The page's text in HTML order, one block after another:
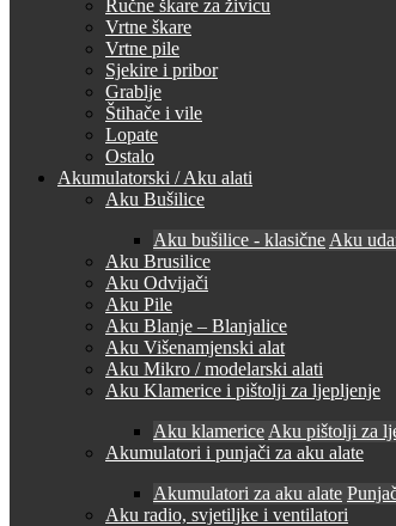
Ručne škare za živicu
Vrtne škare
Vrtne pile
Sjekire i pribor
Grablje
Štihače i vile
Lopate
Ostalo
Akumulatorski / Aku alati
Aku Bušilice
Aku bušilice - klasične Aku
Aku Brusilice
Aku Odvijači
Aku Pile
Aku Blanje – Blanjalice
Aku Višenamjenski alat
Aku Mikro / modelarski alati
Aku Klamerice i pištolji za ljepljenje
Aku klamerice Aku pištolji za
Akumulatori i punjači za aku alate
Akumulatori za aku alate
Aku radio, svjetiljke i ventilatori